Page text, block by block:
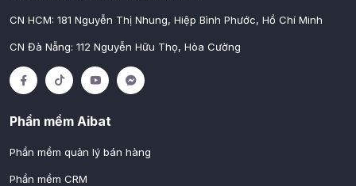
CN HCM: 181 Nguyễn Thị Nhung, Hiệp Bình Phước, Hồ Chí Minh
CN Đà Nẵng: 112 Nguyễn Hữu Thọ, Hòa Cường
Phần mềm Aibat
Phần mềm quản lý bán hàng
Phần mềm CRM